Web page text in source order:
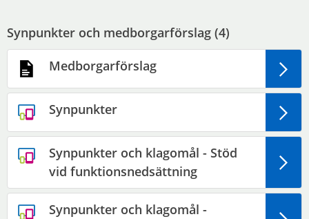
Synpunkter och medborgarförslag (4)
Medborgarförslag
Synpunkter
Synpunkter och klagomål - Stöd
vid funktionsnedsättning
Synpunkter och klagomål -